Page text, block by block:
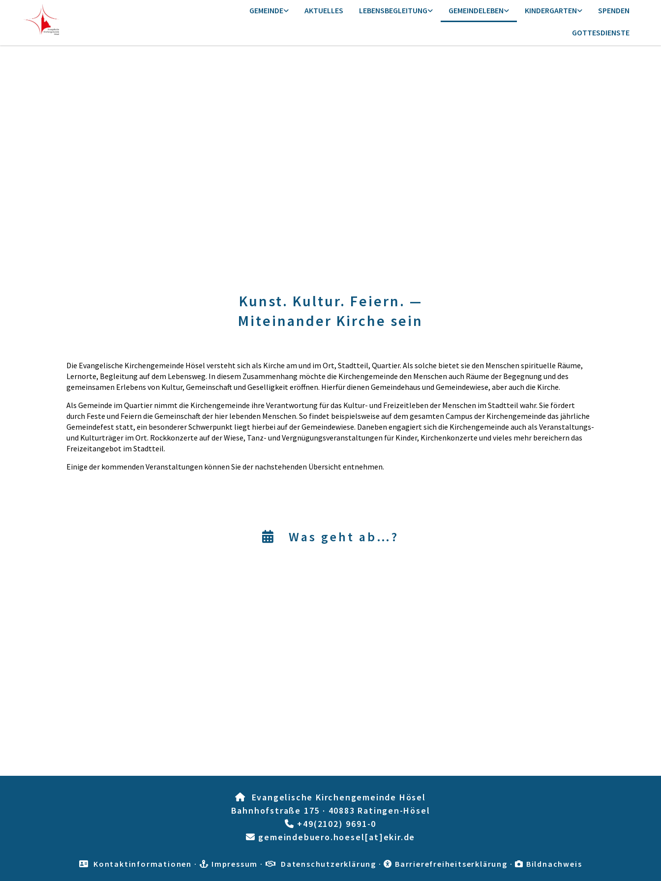
GEMEINDE AKTUELLES LEBENSBEGLEITUNG GEMEINDELEBEN KINDERGARTEN SPENDEN
GOTTESDIENSTE
Kunst. Kultur. Feiern. —
Miteinander Kirche sein
Die Evangelische Kirchengemeinde Hösel versteht sich als Kirche am und im Ort, Stadtteil, Quartier. Als solche bietet sie den Menschen spirituelle Räume,
Lernorte, Begleitung auf dem Lebensweg. In diesem Zusammenhang möchte die Kirchengemeinde den Menschen auch Räume der Begegnung und des
gemeinsamen Erlebens von Kultur, Gemeinschaft und Geselligkeit eröffnen. Hierfür dienen Gemeindehaus und Gemeindewiese, aber auch die Kirche.
Als Gemeinde im Quartier nimmt die Kirchengemeinde ihre Verantwortung für das Kultur- und Freizeitleben der Menschen im Stadtteil wahr. Sie fördert
durch Feste und Feiern die Gemeinschaft der hier lebenden Menschen. So findet beispielsweise auf dem gesamten Campus der Kirchengemeinde das jährliche
Gemeindefest statt, ein besonderer Schwerpunkt liegt hierbei auf der Gemeindewiese. Daneben engagiert sich die Kirchengemeinde auch als Veranstaltungs-
und Kulturträger im Ort. Rockkonzerte auf der Wiese, Tanz- und Vergnügungsveranstaltungen für Kinder, Kirchenkonzerte und vieles mehr bereichern das
Freizeitangebot im Stadtteil.
Einige der kommenden Veranstaltungen können Sie der nachstehenden Übersicht entnehmen.
 Was geht ab…?

Evangelische Kirchengemeinde Hösel
Bahnhofstraße 175 · 40883 Ratingen-Hösel
 +49(2102) 9691-0
 gemeindebuero.hoesel[at]ekir.de
 Kontaktinformationen · Impressum ·  Datenschutzerklärung · Barrierefreiheitserklärung · Bildnachweis